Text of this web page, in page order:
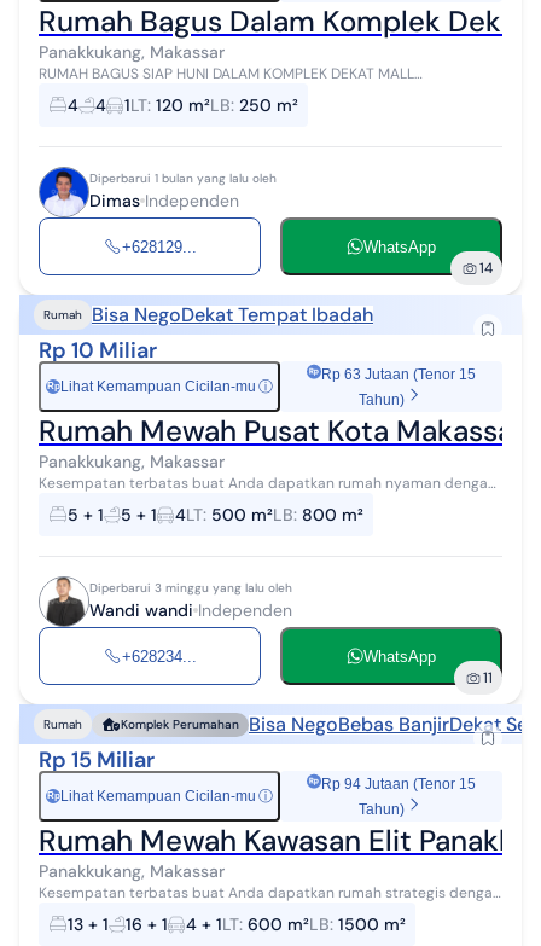
Rumah Bagus Dalam Komplek
Panakkukang, Makassar
RUMAH BAGUS SIAP HUNI DALAM KOMPLEK DEKAT MALL
PANAKKUKANG MAKASSAR SULAWESI SELATAN Luas Tanah 120 m²
Luas Bangunan 250 m² Bangunan 2 Lantai Ha...
4 4 1LT: 120 m²LB: 250 m²
Diperbarui 1 bulan yang lalu oleh
Dimas Independen
+628129... WhatsApp
14
Rumah Bisa NegoDekat Tempat Ibadah
Rp 10 Miliar
Rp Lihat Kemampuan Cicilan-mu ⓘ
Rp 63 Jutaan (Tenor 15
Tahun)
Rumah Mewah Pusat Kota Makassar
Panakkukang, Makassar
Kesempatan terbatas buat Anda dapatkan rumah nyaman dengan
return investasi tinggi di Panakkukang, Makassar.!! Rumah ini
menawarkan lokasi yang st...
5 + 1 5 + 1 4LT: 500 m²LB: 800 m²
Diperbarui 3 minggu yang lalu oleh
Wandi wandi Independen
+628234... WhatsApp
11
Rumah Komplek Perumahan Bisa NegoBebas BanjirDekat
Rp 15 Miliar
Rp Lihat Kemampuan Cicilan-mu ⓘ
Rp 94 Jutaan (Tenor 15
Tahun)
Rumah Mewah Kawasan Elit
Panakkukang, Makassar
Kesempatan terbatas buat Anda dapatkan rumah strategis dengan
return investasi tinggi di Panakkukang, Makassar. Rumah ini
menawarkan lokasi yang s...
13 + 1 16 + 1 4 + 1LT: 600 m²LB: 1500 m²